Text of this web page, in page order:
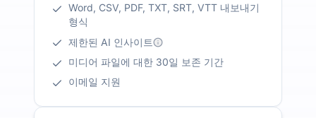
Word, CSV, PDF, TXT, SRT, VTT 내보내기
형식
제한된 AI 인사이트
미디어 파일에 대한 30일 보존 기간
이메일 지원